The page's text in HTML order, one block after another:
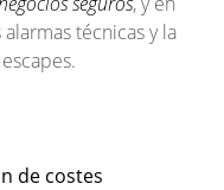
técnicas y la
de costes